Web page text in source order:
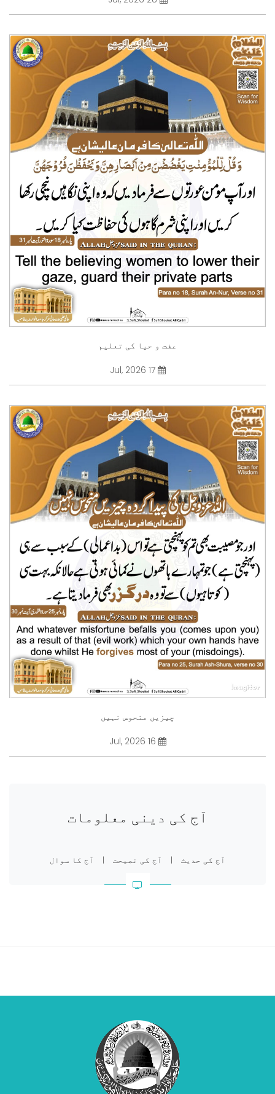
عفت و حیا کی تعلیم
17 Jul, 2026
چیزیں منحوس نہیں
آج کی دینی معلومات
آج کی حدیث | آج کی نصیحت | آج کا سوال